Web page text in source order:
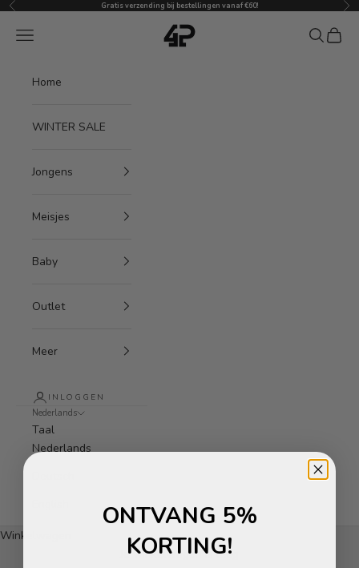
Naar inhoud
Vorige Gratis verzending bij bestellingen vanaf €60!
4President
Menu Zoeken
Home
WINTER SALE
Jongens
Meisjes
Baby
Outlet
Meer
INLOGGEN
Nederlands
Taal
Nederlands
Winkelwagen
Je winkelwagen is leeg
ONTVANG 5%
KORTING!